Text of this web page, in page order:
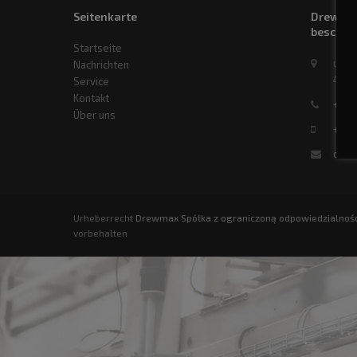
Seitenkarte
Startseite
Nachrichten
Service
Kontakt
Über uns
ul.
47-
+48
+48
Urheberrecht Drewmax Spółka z ograniczoną
vorbehalten